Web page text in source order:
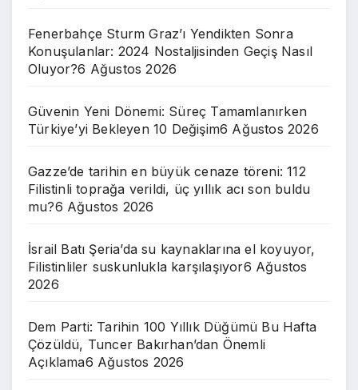
Fenerbahçe Sturm Graz’ı Yendikten Sonra
Konuşulanlar: 2024 Nostaljisinden Geçiş Nasıl
Oluyor?6 Ağustos 2026
Güvenin Yeni Dönemi: Süreç Tamamlanırken
Türkiye’yi Bekleyen 10 Değişim6 Ağustos 2026
Gazze’de tarihin en büyük cenaze töreni: 112
Filistinli toprağa verildi, üç yıllık acı son buldu
mu?6 Ağustos 2026
İsrail Batı Şeria’da su kaynaklarına el koyuyor,
Filistinliler suskunlukla karşılaşıyor6 Ağustos
2026
Dem Parti: Tarihin 100 Yıllık Düğümü Bu Hafta
Çözüldü, Tuncer Bakırhan’dan Önemli
Açıklama6 Ağustos 2026